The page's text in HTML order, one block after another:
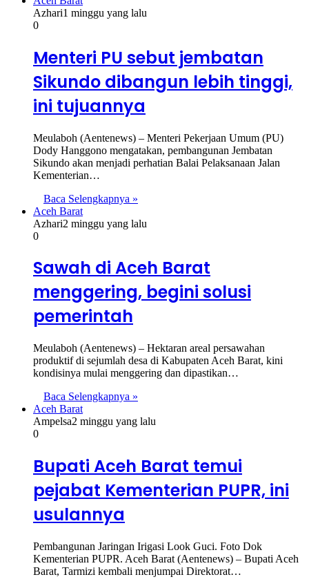
Azhari1 minggu yang lalu
0
Menteri PU sebut jembatan
Sikundo dibangun lebih tinggi,
ini tujuannya
Meulaboh (Aentenews) – Menteri Pekerjaan Umum (PU)
Dody Hanggono mengatakan, pembangunan Jembatan
Sikundo akan menjadi perhatian Balai Pelaksanaan Jalan
Kementerian…
Baca Selengkapnya »
Aceh Barat
Azhari2 minggu yang lalu
0
Sawah di Aceh Barat
menggering, begini solusi
pemerintah
Meulaboh (Aentenews) – Hektaran areal persawahan
produktif di sejumlah desa di Kabupaten Aceh Barat, kini
kondisinya mulai menggering dan dipastikan…
Baca Selengkapnya »
Aceh Barat
Ampelsa2 minggu yang lalu
0
Bupati Aceh Barat temui
pejabat Kementerian PUPR, ini
usulannya
Pembangunan Jaringan Irigasi Look Guci. Foto Dok
Kementerian PUPR. Aceh Barat (Aentenews) – Bupati Aceh
Barat, Tarmizi kembali menjumpai Direktorat…